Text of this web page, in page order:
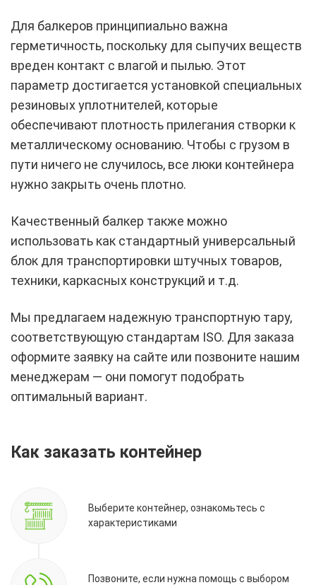
Для балкеров принципиально важна
герметичность, поскольку для сыпучих веществ
вреден контакт с влагой и пылью. Этот
параметр достигается установкой специальных
резиновых уплотнителей, которые
обеспечивают плотность прилегания створки к
металлическому основанию. Чтобы с грузом в
пути ничего не случилось, все люки контейнера
нужно закрыть очень плотно.
Качественный балкер также можно
использовать как стандартный универсальный
блок для транспортировки штучных товаров,
техники, каркасных конструкций и т.д.
Мы предлагаем надежную транспортную тару,
соответствующую стандартам ISO. Для заказа
оформите заявку на сайте или позвоните нашим
менеджерам — они помогут подобрать
оптимальный вариант.
Как заказать контейнер
Выберите контейнер, ознакомьтесь с
характеристиками
Позвоните, если нужна помощь с выбором